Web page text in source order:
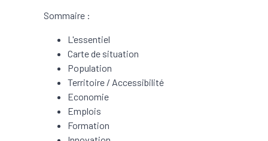
Sommaire :
L'essentiel
Carte de situation
Population
Territoire / Accessibilité
Economie
Emplois
Formation